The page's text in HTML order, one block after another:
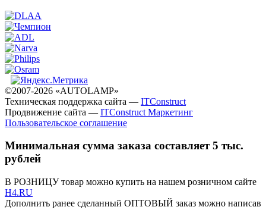
©2007-2026 «AUTOLAMP»
Техническая поддержка сайта — ITConstruct
Продвижение сайта — ITConstruct Маркетинг
Пользовательское соглашение
Минимальная сумма заказа составляет 5 тыс.
рублей
В РОЗНИЦУ товар можно купить на нашем розничном сайте
H4.RU
Дополнить ранее сделанный ОПТОВЫЙ заказ можно написав